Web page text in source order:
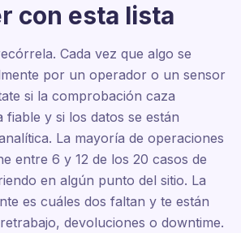
con esta lista
Cada vez que algo se
por un operador o un sensor
si la comprobación caza
y si los datos se están
La mayoría de operaciones
entre 6 y 12 de los 20 casos de
en algún punto del sitio. La
es cuáles dos faltan y te están
devoluciones o downtime.